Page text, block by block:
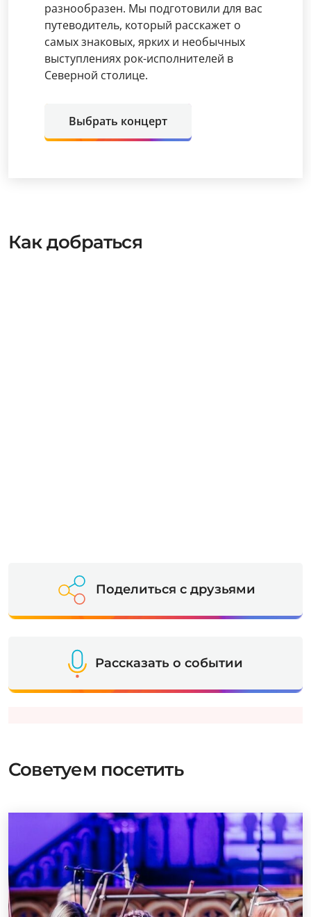
разнообразен. Мы подготовили для вас
путеводитель, который расскажет о
самых знаковых, ярких и необычных
выступлениях рок-исполнителей в
Северной столице.
Выбрать концерт
Как добраться
Поделиться с друзьями
Рассказать о событии
Советуем посетить